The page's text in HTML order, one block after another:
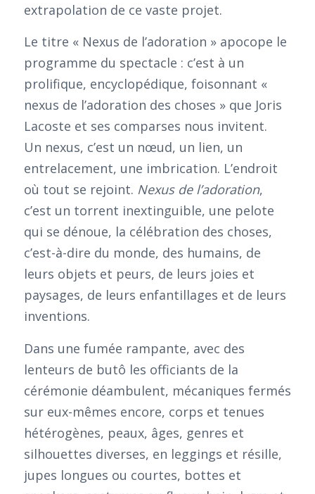
extrapolation de ce vaste projet.
Le titre « Nexus de l’adoration » apocope le
programme du spectacle : c’est à un
prolifique, encyclopédique, foisonnant «
nexus de l’adoration des choses » que Joris
Lacoste et ses comparses nous invitent.
Un nexus, c’est un nœud, un lien, un
entrelacement, une imbrication. L’endroit
où tout se rejoint. Nexus de l’adoration,
c’est un torrent inextinguible, une pelote
qui se dénoue, la célébration des choses,
c’est-à-dire du monde, des humains, de
leurs objets et peurs, de leurs joies et
paysages, de leurs enfantillages et de leurs
inventions.
Dans une fumée rampante, avec des
lenteurs de butô les officiants de la
cérémonie déambulent, mécaniques fermés
sur eux-mêmes encore, corps et tenues
hétérogènes, peaux, âges, genres et
silhouettes diverses, en leggings et résille,
jupes longues ou courtes, bottes et